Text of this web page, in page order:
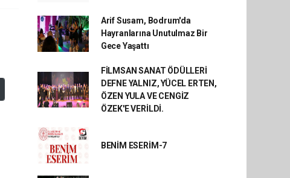
Arif Susam, Bodrum'da
Hayranlarına Unutulmaz Bir
Gece Yaşattı
FİLMSAN SANAT ÖDÜLLERİ
DEFNE YALNIZ, YÜCEL ERTEN,
ÖZEN YULA VE CENGİZ
ÖZEK'E VERİLDİ.
BENİM ESERİM-7